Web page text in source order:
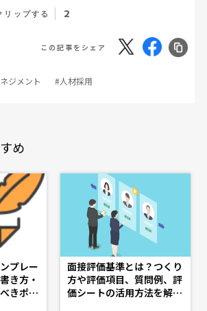
リップする 2
この記事をシェア
ジメント #人材採用
め
プレー
き方・
きポイ
面接評価基準とは？つくり
方や評価項目、質問例、評
価シートの活用方法を解説